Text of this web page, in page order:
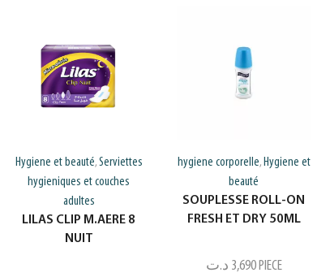
Hygiene et beauté, Serviettes
hygieniques et couches
adultes
LILAS CLIP M.AERE 8
NUIT
hygiene corporelle, Hygiene et
beauté
SOUPLESSE ROLL-ON
FRESH ET DRY 50ML
3,690 د.ت PIECE